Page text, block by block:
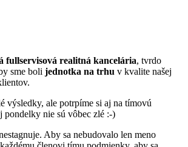
fullservisová realitná kancelária, tvrdo
sme boli jednotka na trhu v kvalite našej
výsledky, ale potrpíme si aj na tímovú
pondelky nie sú vôbec zlé :-)
Aby sa nebudovalo len meno